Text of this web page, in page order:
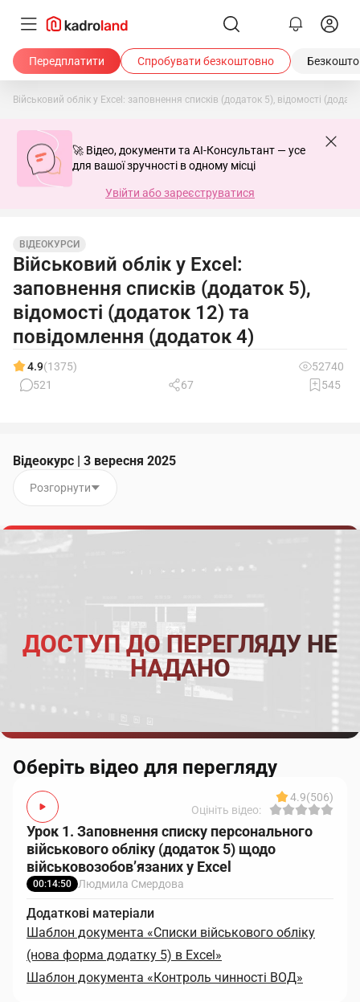
Передплатити Спробувати безкоштовно
Військовий облік у Excel: заповнення списків (додаток 5), відомості
🚀 Відео, документи та AI-Консультант — усе
для вашої зручності в одному місці
Увійти або зареєструватися
ВІДЕОКУРСИ
Військовий облік у Excel:
заповнення списків (додаток 5),
відомості (додаток 12) та
повідомлення (додаток 4)
4.9(1375)
52740
521
67 545
Відеокурс | 3 вересня 2025
Розгорнути
ДОСТУП ДО ПЕРЕГЛЯДУ НЕ
НАДАНО
Оберіть відео для перегляду
4.9(506)
Оцініть відео:
Урок 1. Заповнення списку персонального
військового обліку (додаток 5) щодо
військовозобов’язаних у Excel
00:14:50 Людмила Смердова
Додаткові матеріали
Шаблон документа «Списки військового обліку
(нова форма додатку 5) в Excel»
Шаблон документа «Контроль чинності ВОД»